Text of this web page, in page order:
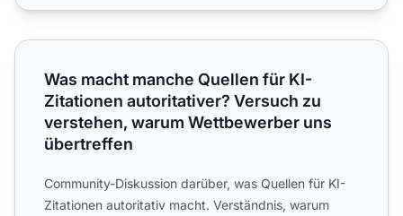
Was macht manche Quellen für KI-Zitationen
Was macht manche Quellen für KI-
Zitationen autoritativer? Versuch zu
verstehen, warum Wettbewerber uns
übertreffen
Community-Diskussion darüber, was Quellen für KI-
Zitationen autoritativ macht. Verständnis, warum